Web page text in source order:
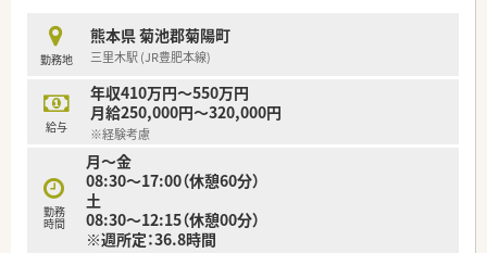
■東京都、福岡県、熊本県に拠点を展開しており、それぞれの地
域特性に合わせた薬局運営を通じて地域医療の活性化に貢献し
ています。
■代表自身が現役の薬剤師として現場に立たれているため、現場
特有の悩みや課題についても非常に理解が深く、風通しの良い組
織です。
■「医療のオンライン化」をコンセプトに掲げており、DX化の推
進や先進的なシステム導入を積極的に行うことで業務効率を高
めています。
【こんな取り組みをしています】
■医療DXを推進しており、患者様がより便利に、より安全に薬局
勤務地
熊本県 菊池郡菊陽町
三里木駅 (JR豊肥本線)
給与
年収410万円～550万円
月給250,000円～320,000円
※経験考慮
勤務
時間
月～金
08:30～17:00（休憩60分）
土
08:30～12:15（休憩00分）
※週所定：36.8時間